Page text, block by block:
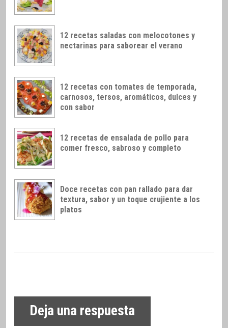
12 recetas saladas con melocotones y
nectarinas para saborear el verano
12 recetas con tomates de temporada,
carnosos, tersos, aromáticos, dulces y
con sabor
12 recetas de ensalada de pollo para
comer fresco, sabroso y completo
Doce recetas con pan rallado para dar
textura, sabor y un toque crujiente a los
platos
Deja una respuesta